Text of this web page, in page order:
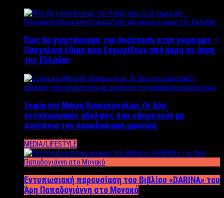
Πώς θα γιορτάσουμε την Ανάσταση στην χώρα μας –
Πασχαλινά έθιμα που ξεχωρίζουν από άκρη σε άκρη
της Ελλάδας
Σοφία και Μαίρη Κιοσκέρογλου: Οι δύο
εντυπωσιακές αδελφές που υπηρετούν με
συνέπεια την παραδοσιακή μουσική
MEDIA/LIFESTYLE
Εντυπωσιακή παρουσίαση του Βιβλίου «DARINA» του
Άρη Παπαδογιάννη στο Μονακό